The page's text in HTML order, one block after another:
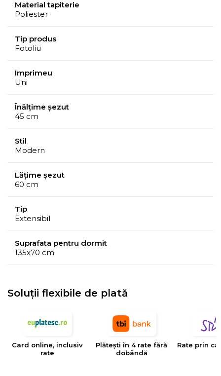
Material tapiterie
Poliester
Tip produs
Fotoliu
Imprimeu
Uni
Înălțime șezut
45 cm
Stil
Modern
Lățime șezut
60 cm
Tip
Extensibil
Suprafata pentru dormit
135x70 cm
Soluții flexibile de plată
Card online, inclusiv
rate
Plătești în 4 rate fără
dobândă
Rate prin